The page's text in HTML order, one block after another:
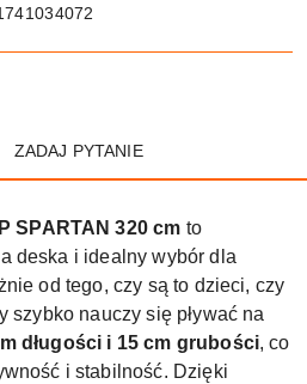
ZADAJ PYTANIE
SPARTAN 320 cm to
deska i idealny wybór dla
od tego, czy są to dzieci, czy
szybko nauczy się pływać na
długości i 15 cm grubości, co
i stabilność. Dzięki